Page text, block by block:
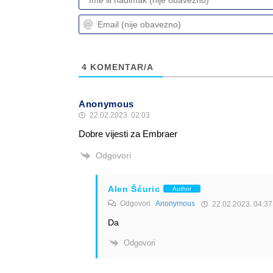
4 KOMENTAR/A
Anonymous
22.02.2023. 02:03
Dobre vijesti za Embraer
Odgovori
Alen Šćuric Author
Odgovori Anonymous 22.02.2023. 04:37
Da
Odgovori